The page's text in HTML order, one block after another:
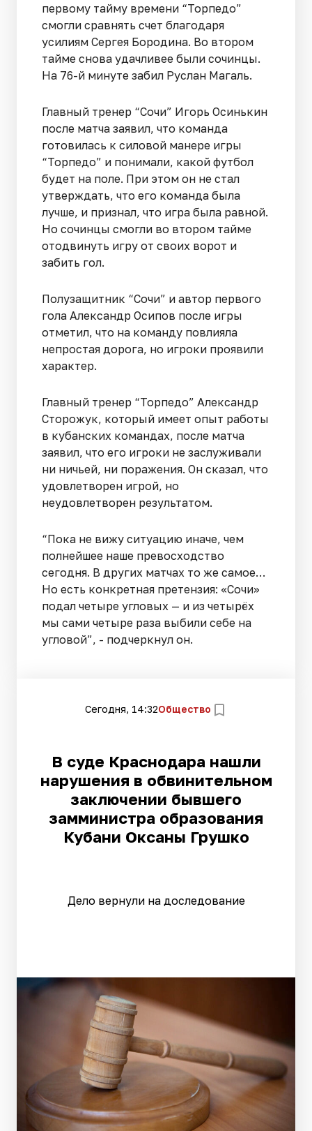
первому тайму времени “Торпедо”
смогли сравнять счет благодаря
усилиям Сергея Бородина. Во втором
тайме снова удачливее были сочинцы.
На 76-й минуте забил Руслан Магаль.
Главный тренер “Сочи” Игорь Осинькин
после матча заявил, что команда
готовилась к силовой манере игры
“Торпедо” и понимали, какой футбол
будет на поле. При этом он не стал
утверждать, что его команда была
лучше, и признал, что игра была равной.
Но сочинцы смогли во втором тайме
отодвинуть игру от своих ворот и
забить гол.
Полузащитник “Сочи” и автор первого
гола Александр Осипов после игры
отметил, что на команду повлияла
непростая дорога, но игроки проявили
характер.
Главный тренер “Торпедо” Александр
Сторожук, который имеет опыт работы
в кубанских командах, после матча
заявил, что его игроки не заслуживали
ни ничьей, ни поражения. Он сказал, что
удовлетворен игрой, но
неудовлетворен результатом.
“Пока не вижу ситуацию иначе, чем
полнейшее наше превосходство
сегодня. В других матчах то же самое…
Но есть конкретная претензия: «Сочи»
подал четыре угловых — и из четырёх
мы сами четыре раза выбили себе на
угловой”, - подчеркнул он.
Сегодня, 14:32Общество
В суде Краснодара нашли
нарушения в обвинительном
заключении бывшего
замминистра образования
Кубани Оксаны Грушко
Дело вернули на доследование